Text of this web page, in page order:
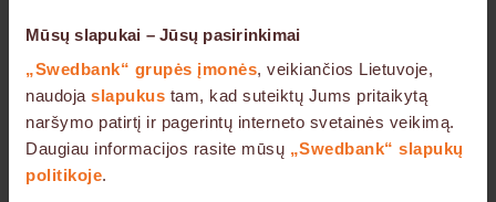
Mūsų slapukai – Jūsų pasirinkimai
„Swedbank“ grupės įmonės, veikiančios Lietuvoje,
naudoja slapukus tam, kad suteiktų Jums pritaikytą
naršymo patirtį ir pagerintų interneto svetainės veikimą.
Daugiau informacijos rasite mūsų „Swedbank“ slapukų
politikoje.